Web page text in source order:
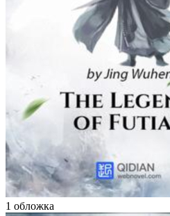
1 обложка